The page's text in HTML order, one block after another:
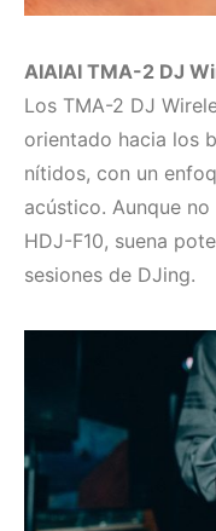
AIAIAI TMA-2 DJ
Los TMA-2 DJ
orientado hacia los
nítidos, con un
acústico. Aunque
HDJ-F10, suena
sesiones de DJing.